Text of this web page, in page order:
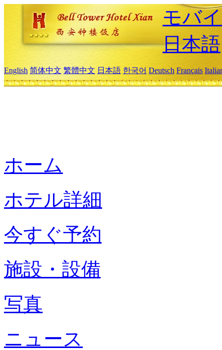
モバ
日本語
English 简体中文 繁體中文 日本語 한국어 Deutsch Français
ホーム
ホテル詳細
今すぐ予約
施設・設備
写真
ニュース